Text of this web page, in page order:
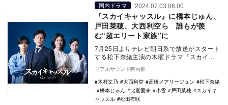
国内ドラマ 2024.07.03 06:00
『スカイキャッスル』に橋本じゅん、
戸田菜穂、大西利空ら 誰もが羨
む“超エリート家族”に
7月25日よりテレビ朝日系で放送がスタート
する松下奈緒主演の木曜ドラマ『スカイキ
ャッスル』に、橋本じゅん、戸田菜穂、大
西利空、松…
リアルサウンド映画部
木村文乃
大西利空 高橋メアリージュン
松下奈緒
橋本じゅん
比嘉愛未 小雪 戸田菜穂
スカイキ
ャッスル
松田有咲